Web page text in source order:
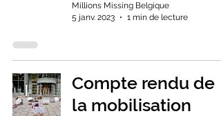
Millions Missing Belgique
5 janv. 2023
1 min de lecture
Compte rendu de
la mobilisation